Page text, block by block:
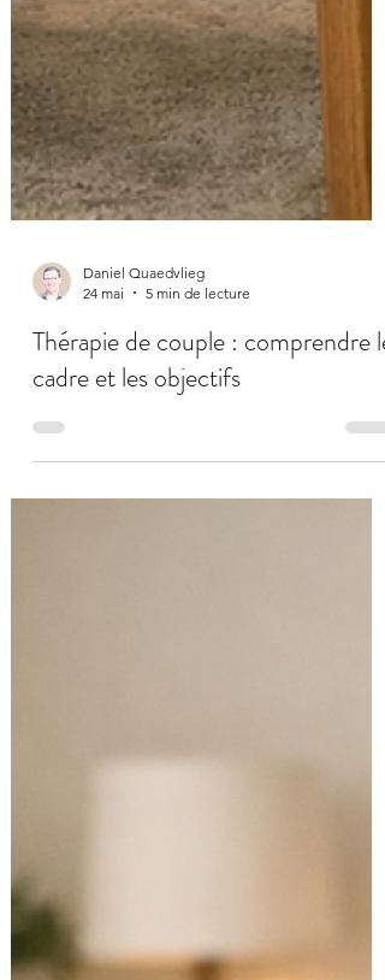
24 mai
5 min de lecture
Thérapie de couple : comprendre le
cadre et les objectifs